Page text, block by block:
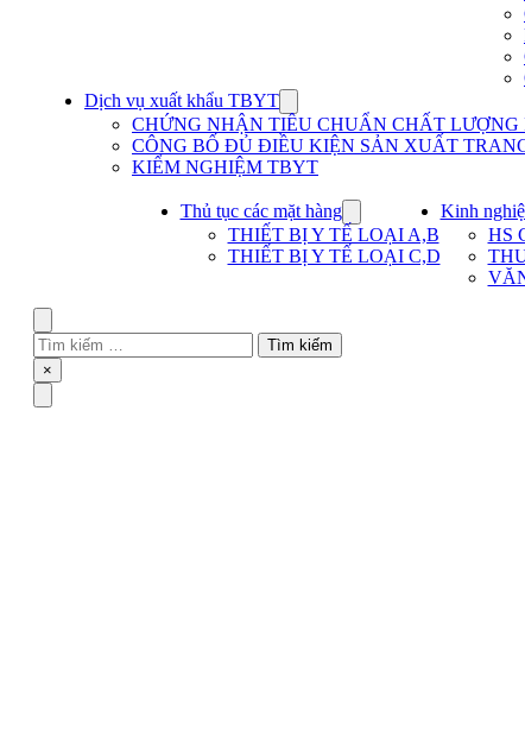
Dịch vụ xuất khẩu TBYT
submenu
for
Dịch
vụ
khẩu
TBYT
CHỨNG NHẬN TIÊU CHUẨN CHẤT LƯỢNG
CÔNG BỐ ĐỦ ĐIỀU KIỆN SẢN XUẤT
KIỂM NGHIỆM TBYT
Thủ tục các mặt hàng
submenu
for
Thủ
THIẾT BỊ Y TẾ LOẠI A,B
THIẾT BỊ Y TẾ LOẠI C,D
Kinh
HS
Tìm
kiếm
cho:
Close
×